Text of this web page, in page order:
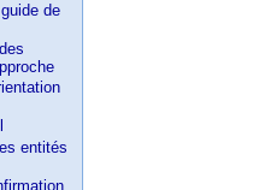
de
entités